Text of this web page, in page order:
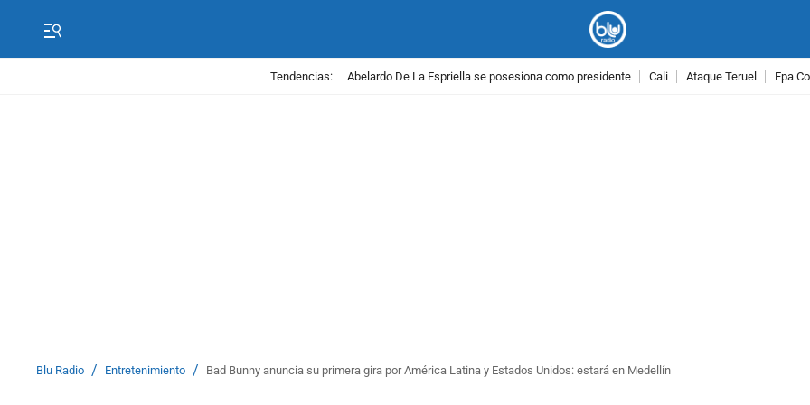
Tendencias: Abelardo De La Espriella se posesiona como presidente Cali Ataque Teruel Epa
Blu Radio / Entretenimiento / Bad Bunny anuncia su primera gira por América Latina y Estados Unidos: estará en Medellín